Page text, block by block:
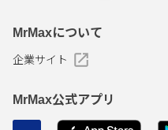
MrMaxについて
企業サイト
MrMax公式アプリ